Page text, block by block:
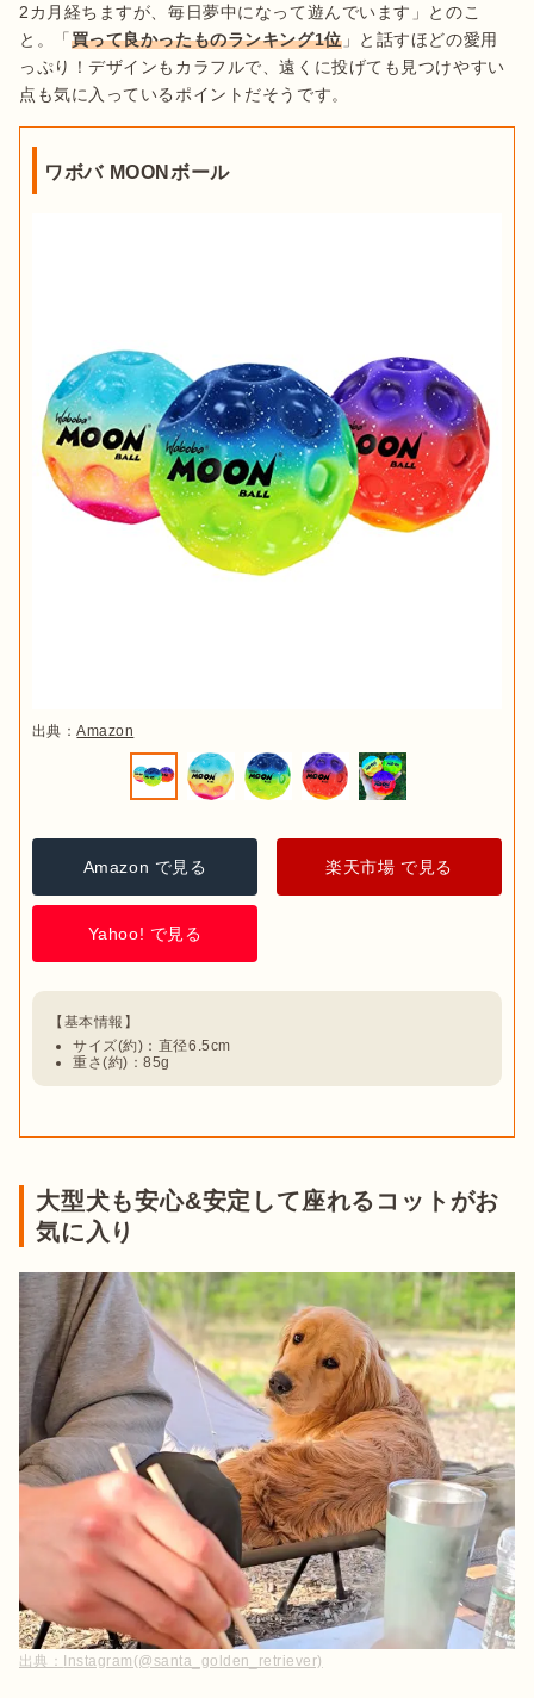
2カ月経ちますが、毎日夢中になって遊んでいます」とのこ
と。「買って良かったものランキング1位」と話すほどの愛用
っぷり！デザインもカラフルで、遠くに投げても見つけやすい
点も気に入っているポイントだそうです。
ワボバ MOONボール
出典：Amazon
Amazon で見る 楽天市場 で見る
Yahoo! で見る
サイズ(約)：直径6.5cm
重さ(約)：85g
大型犬も安心&安定して座れるコットがお
気に入り
出典： Instagram(@santa_golden_retriever)